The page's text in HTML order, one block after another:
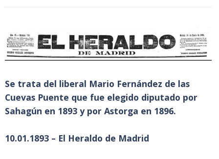
Se trata del liberal Mario Fernández de las
Cuevas Puente que fue elegido diputado por
Sahagún en 1893 y por Astorga en 1896.
10.01.1893 – El Heraldo de Madrid